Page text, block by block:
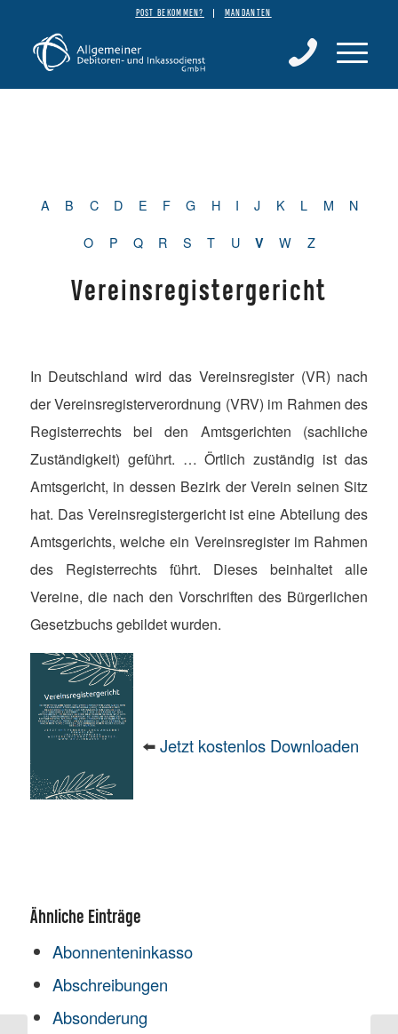
POST BEKOMMEN? MANDANTEN
A B C D E F G H I J K L M
N
O
P Q R S T U V W Z
Vereinsregistergericht
In Deutschland wird das Vereinsregister (VR) nach
der Vereinsregisterverordnung (VRV) im Rahmen des
Registerrechts bei den Amtsgerichten (sachliche
Zuständigkeit) geführt. … Örtlich zuständig ist das
Amtsgericht, in dessen Bezirk der Verein seinen Sitz
hat. Das Vereinsregistergericht ist eine Abteilung des
Amtsgerichts, welche ein Vereinsregister im Rahmen
des Registerrechts führt. Dieses beinhaltet alle
Vereine, die nach den Vorschriften des Bürgerlichen
Gesetzbuchs gebildet wurden.
⬅️Jetzt kostenlos Downloaden
Ähnliche Einträge
Abonnenteninkasso
Abschreibungen
Absonderung